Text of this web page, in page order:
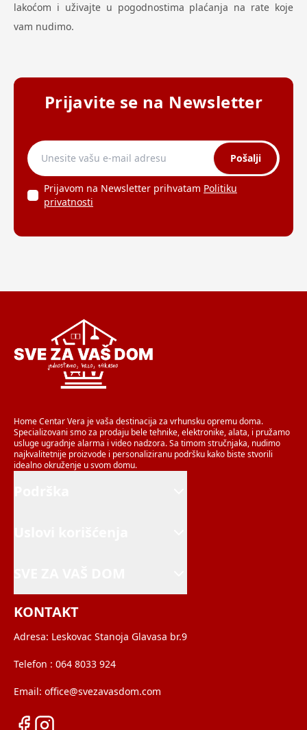
lakoćom i uživajte u pogodnostima plaćanja na rate koje
vam nudimo.
Prijavite se na Newsletter
Pošalji
Prijavom na Newsletter prihvatam Politiku
privatnosti
Home Centar Vera je vaša destinacija za vrhunsku opremu doma.
Specializovani smo za prodaju bele tehnike, elektronike, alata, i pružamo
usluge ugradnje alarma i video nadzora. Sa timom stručnjaka, nudimo
najkvalitetnije proizvode i personaliziranu podršku kako biste stvorili
idealno okruženje u svom domu.
KONTAKT
Adresa: Leskovac Stanoja Glavasa br.9
Telefon : 064 8033 924
Email: office@svezavasdom.com